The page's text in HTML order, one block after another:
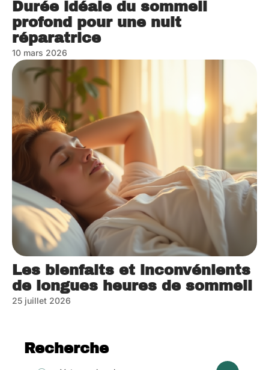
Durée idéale du sommeil
profond pour une nuit
réparatrice
10 mars 2026
Les bienfaits et inconvénients
de longues heures de sommeil
25 juillet 2026
Recherche